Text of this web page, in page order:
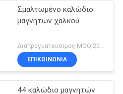
Σμαλτωμένο καλώδιο
μαγνητών χαλκού
ΕΠΙΚΟΙΝΩΝΙΑ
44 καλώδιο μαγνητών